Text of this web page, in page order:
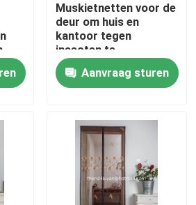
Muskietnetten voor de
deur om huis en
kantoor tegen
insecten te
beschermen
Aanvraag sturen